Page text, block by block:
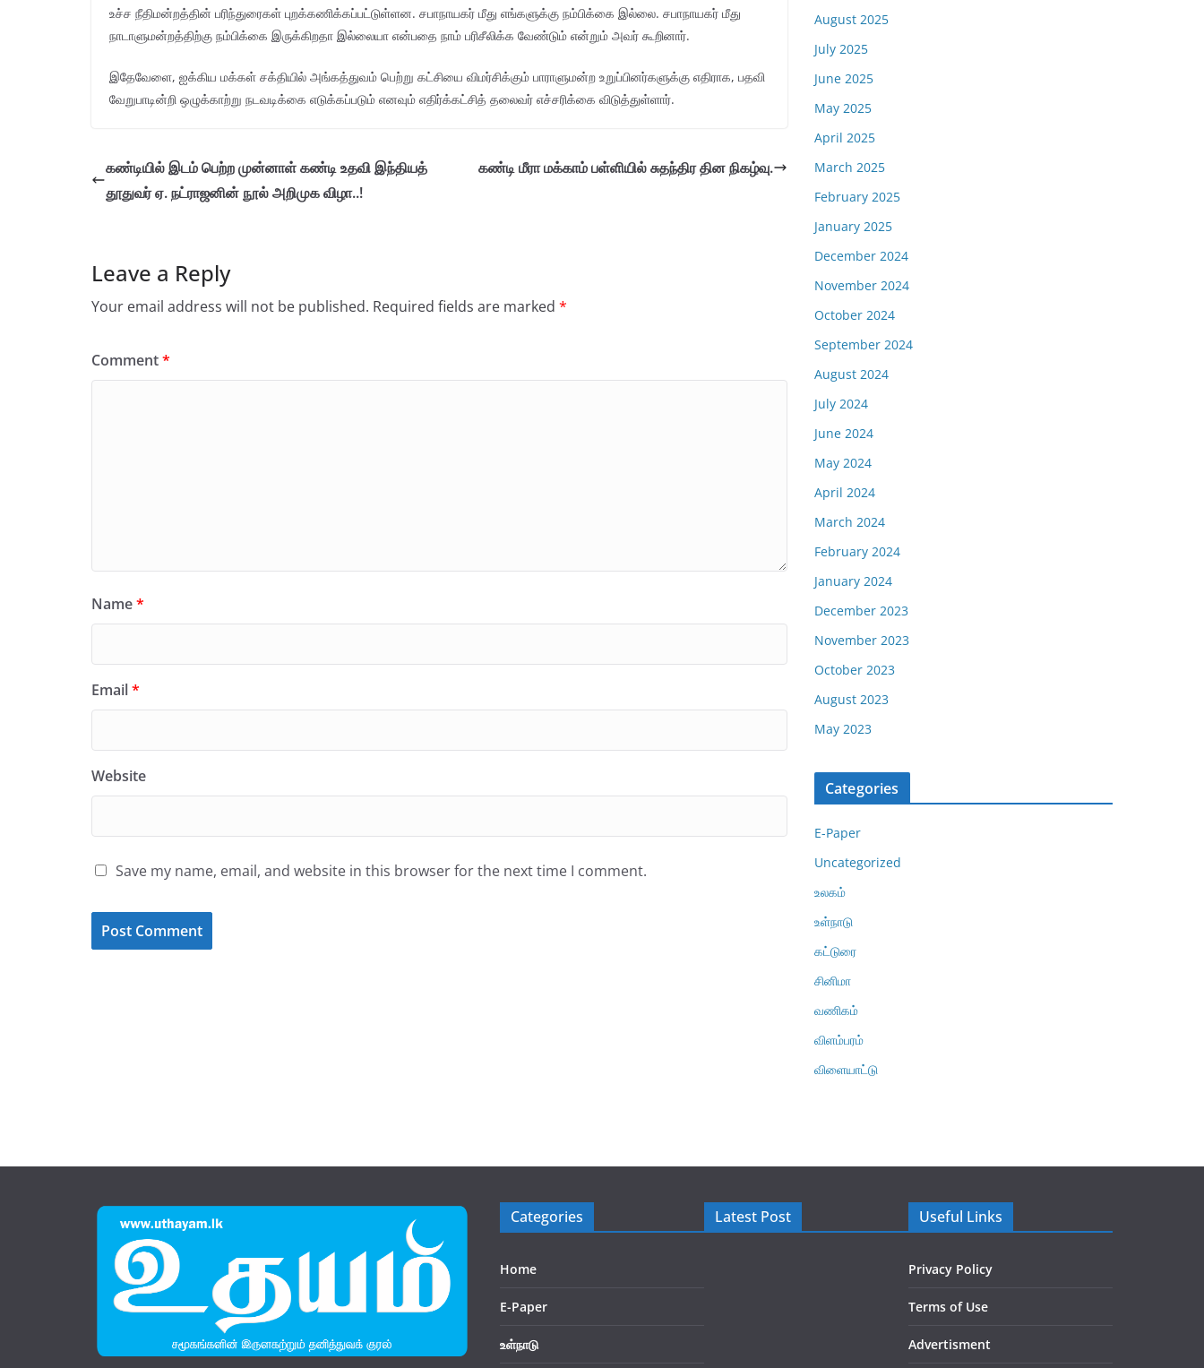
உச்ச நீதிமன்றத்தின் பரிந்துரைகள் புறக்கணிக்கப்பட்டுள்ளன. சபாநாயகர் மீது எங்களுக்கு நம்பிக்கை இல்லை. சபாநாயகர் மீது
நாடாளுமன்றத்திற்கு நம்பிக்கை இருக்கிறதா இல்லையா என்பதை நாம் பரிசீலிக்க வேண்டும் என்றும் அவர் கூறினார்.
இதேவேளை, ஐக்கிய மக்கள் சக்தியில் அங்கத்துவம் பெற்று கட்சியை விமர்சிக்கும் பாராளுமன்ற உறுப்பினர்களுக்கு எதிராக, பதவி
வேறுபாடின்றி ஒழுக்காற்று நடவடிக்கை எடுக்கப்படும் எனவும் எதிர்க்கட்சித் தலைவர் எச்சரிக்கை விடுத்துள்ளார்.
கண்டியில் இடம் பெற்ற முன்னாள் கண்டி உதவி இந்தியத்
தூதுவர் ஏ. நட்ராஜனின் நூல் அறிமுக விழா..!
கண்டி மீரா மக்காம் பள்ளியில் சுதந்திர தின நிகழ்வு.
Leave a Reply
Your email address will not be published. Required fields are marked *
Comment*
Name*
Email*
Website
Save my name, email, and website in this browser for the next time I comment.
August 2025
July 2025
June 2025
May 2025
April 2025
March 2025
February 2025
January 2025
December 2024
November 2024
October 2024
September 2024
August 2024
July 2024
June 2024
May 2024
April 2024
March 2024
February 2024
January 2024
December 2023
November 2023
October 2023
August 2023
May 2023
Categories
E-Paper
Uncategorized
உலகம்
உள்நாடு
கட்டுரை
சினிமா
வணிகம்
விளம்பரம்
விளையாட்டு
Categories
Home
E-Paper
உள்நாடு
Latest Post Useful Links
Privacy Policy
Terms of Use
Advertisment